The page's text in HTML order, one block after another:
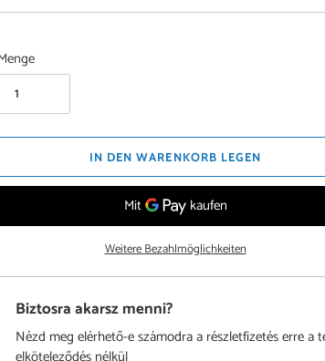
IN DEN WARENKORB LEGEN
Weitere Bezahlmöglichkeiten
Biztosra akarsz menni?
Nézd meg elérhető-e számodra a részletfizetés erre a